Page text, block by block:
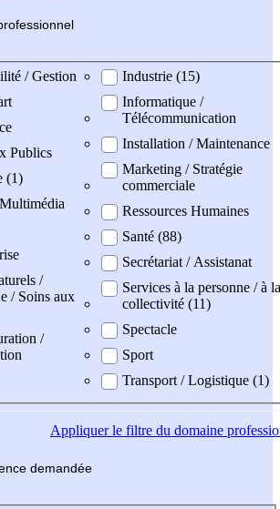
fessionnel
/ Gestion
Publics
(1)
/
/ Soins aux
/
Industrie (15)
Informatique /
Télécommunication
Installation / Maintenance
Marketing / Stratégie
commerciale
Ressources Humaines
Santé (88)
Secrétariat / Assistanat
Services à la personne / à la
collectivité (11)
Spectacle
Sport
Transport / Logistique (1)
Appliquerle filtre du domaine
demandée